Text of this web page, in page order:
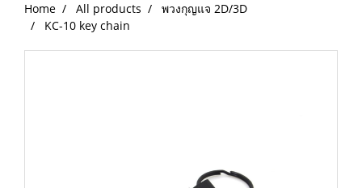
Home All products
พวงกุญแจ 2D/3D
KC-10 key chain